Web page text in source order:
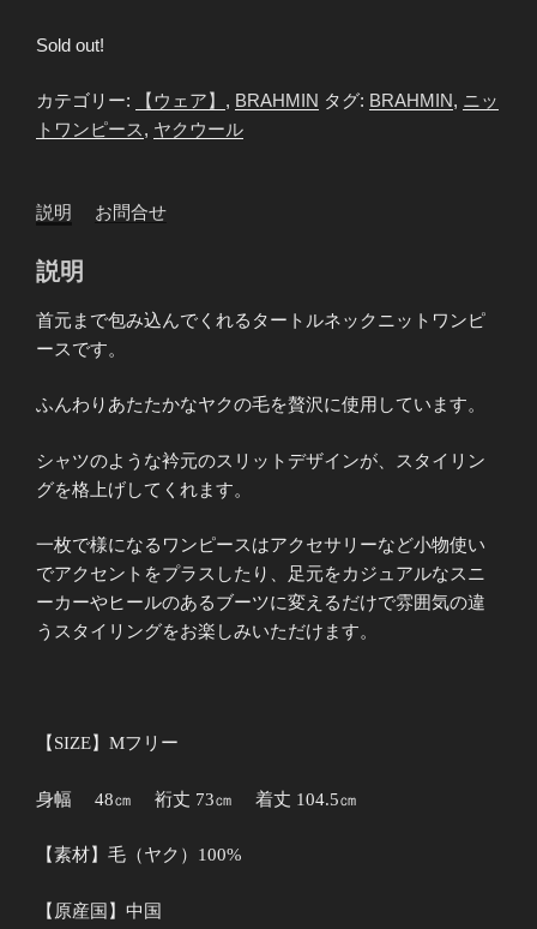
Sold out!
カテゴリー: 【ウェア】 , BRAHMIN タグ: BRAHMIN, ニッ
トワンピース, ヤクウール
説明 お問合せ
説明
首元まで包み込んでくれるタートルネックニットワンピ
ースです。
ふんわりあたたかなヤクの毛を贅沢に使用しています。
シャツのような衿元のスリットデザインが、スタイリン
グを格上げしてくれます。
一枚で様になるワンピースはアクセサリーなど小物使い
でアクセントをプラスしたり、足元をカジュアルなスニ
ーカーやヒールのあるブーツに変えるだけで雰囲気の違
うスタイリングをお楽しみいただけます。
【SIZE】Mフリー
身幅 48㎝ 裄丈 73㎝ 着丈 104.5㎝
【素材】毛（ヤク）100%
【原産国】中国